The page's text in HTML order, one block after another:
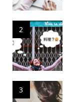
2
3